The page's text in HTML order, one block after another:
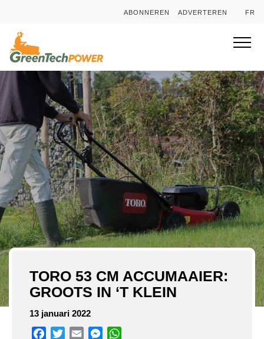
ABONNEREN ADVERTEREN FR
TORO 53 CM ACCUMAAIER:
GROOTS IN ‘T KLEIN
13 januari 2022
Facebook
TwitterEmail Messenger